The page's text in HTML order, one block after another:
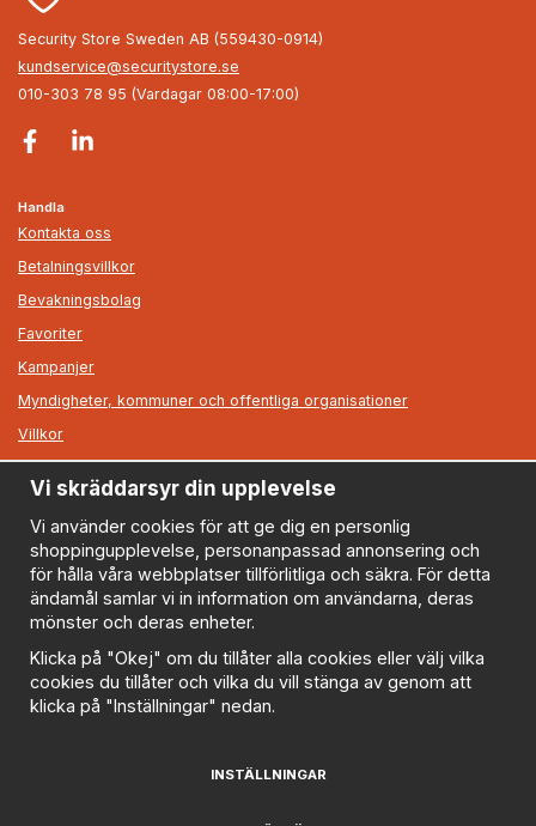
Security Store Sweden AB (559430-0914)
kundservice@securitystore.se
010-303 78 95 (Vardagar 08:00-17:00)
Handla
Kontakta oss
Betalningsvillkor
Bevakningsbolag
Favoriter
Kampanjer
Myndigheter, kommuner och offentliga organisationer
Villkor
Information
Om oss
Nyheter
Nyhetsbrev
Logga in
Om cookies
Cookie inställningar
Policy
Vi skräddarsyr din upplevelse
Vi använder cookies för att ge dig en personlig
shoppingupplevelse, personanpassad annonsering och
för hålla våra webbplatser tillförlitliga och säkra. För detta
ändamål samlar vi in information om användarna, deras
mönster och deras enheter.
Klicka på "Okej" om du tillåter alla cookies eller välj vilka
cookies du tillåter och vilka du vill stänga av genom att
klicka på "Inställningar" nedan.
INSTÄLLNINGAR